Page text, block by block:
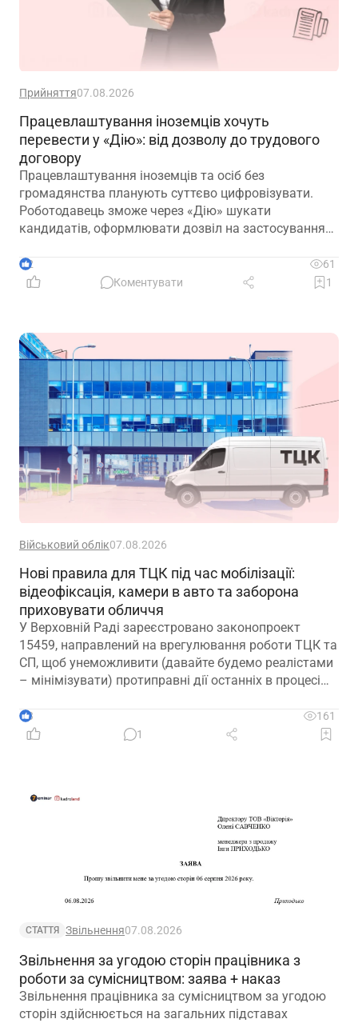
Прийняття07.08.2026
Працевлаштування іноземців хочуть
перевести у «Дію»: від дозволу до трудового
договору
Працевлаштування іноземців та осіб без
громадянства планують суттєво цифровізувати.
Роботодавець зможе через «Дію» шукати
кандидатів, оформлювати дозвіл на застосування
прийняття на роботу
2
61
Коментувати
1
Військовий облік07.08.2026
Нові правила для ТЦК під час мобілізації:
відеофіксація, камери в авто та заборона
приховувати обличчя
У Верховній Раді зареєстровано законопроект
15459, направлений на врегулювання роботи ТЦК та
СП, щоб унеможливити (давайте будемо реалістами
– мінімізувати) протиправні дії останніх в процесі
3
161
1
СТАТТЯ Звільнення07.08.2026
Звільнення за угодою сторін працівника з
роботи за сумісництвом: заява + наказ
Звільнення працівника за сумісництвом за угодою
сторін здійснюється на загальних підставах